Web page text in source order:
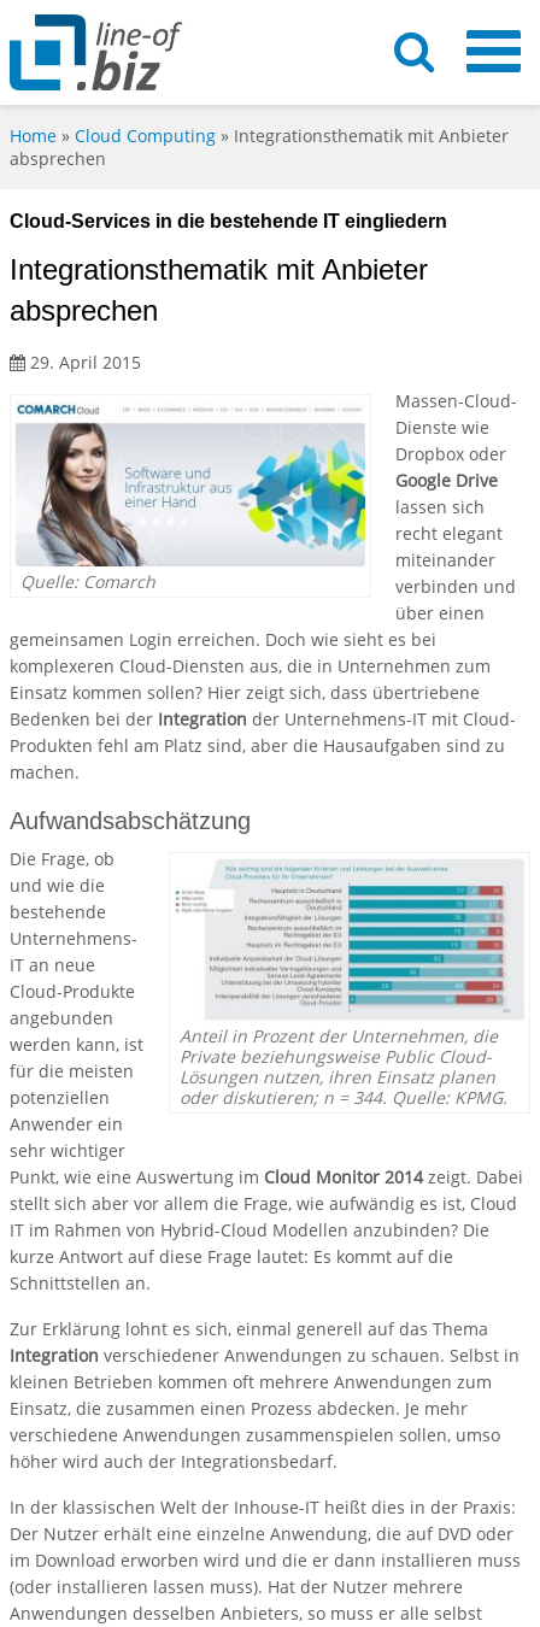
Home » Cloud Computing » Integrationsthematik mit Anbieter
absprechen
Cloud-Services in die bestehende IT eingliedern
Integrationsthematik mit Anbieter
absprechen
29. April 2015
Quelle: Comarch
Massen-Cloud-
Dienste wie
Dropbox oder
Google Drive
lassen sich
recht elegant
miteinander
verbinden und
über einen
gemeinsamen Login erreichen. Doch wie sieht es bei
komplexeren Cloud-Diensten aus, die in Unternehmen zum
Einsatz kommen sollen? Hier zeigt sich, dass übertriebene
Bedenken bei der Integration der Unternehmens-IT mit Cloud-
Produkten fehl am Platz sind, aber die Hausaufgaben sind zu
machen.
Aufwandsabschätzung
Anteil in Prozent der Unternehmen, die
Private beziehungsweise Public Cloud-
Lösungen nutzen, ihren Einsatz planen
oder diskutieren; n = 344. Quelle: KPMG.
Die Frage, ob
und wie die
bestehende
Unternehmens-
IT an neue
Cloud-Produkte
angebunden
werden kann, ist
für die meisten
potenziellen
Anwender ein
sehr wichtiger
Punkt, wie eine Auswertung im Cloud Monitor 2014zeigt. Dabei
stellt sich aber vor allem die Frage, wie aufwändig es ist, Cloud
IT im Rahmen von Hybrid-Cloud Modellen anzubinden? Die
kurze Antwort auf diese Frage lautet: Es kommt auf die
Schnittstellen an.
Zur Erklärung lohnt es sich, einmal generell auf das Thema
Integration verschiedener Anwendungen zu schauen. Selbst in
kleinen Betrieben kommen oft mehrere Anwendungen zum
Einsatz, die zusammen einen Prozess abdecken. Je mehr
verschiedene Anwendungen zusammenspielen sollen, umso
höher wird auch der Integrationsbedarf.
In der klassischen Welt der Inhouse-IT heißt dies in der Praxis:
Der Nutzer erhält eine einzelne Anwendung, die auf DVD oder
im Download erworben wird und die er dann installieren muss
(oder installieren lassen muss). Hat der Nutzer mehrere
Anwendungen desselben Anbieters, so muss er alle selbst